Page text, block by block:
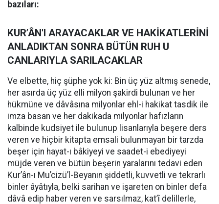
bazıları:
KUR’ÂN'I ARAYACAKLAR VE HAKİKATLERİNİ
ANLADIKTAN SONRA BÜTÜN RUH U
CANLARIYLA SARILACAKLAR
Ve elbette, hiç şüphe yok ki: Bin üç yüz altmış senede,
her asırda üç yüz elli milyon şakirdi bulunan ve her
hükmüne ve dâvâsına milyonlar ehl-i hakikat tasdik ile
imza basan ve her dakikada milyonlar hafızların
kalbinde kudsiyet ile bulunup lisanlarıyla beşere ders
veren ve hiçbir kitapta emsali bulunmayan bir tarzda
beşer için hayat-ı bâkiyeyi ve saadet-i ebediyeyi
müjde veren ve bütün beşerin yaralarını tedavi eden
Kur’ân-ı Mu’cizü’l-Beyanın şiddetli, kuvvetli ve tekrarlı
binler âyâtıyla, belki sarihan ve işareten on binler defa
dâvâ edip haber veren ve sarsılmaz, kat’î delillerle,